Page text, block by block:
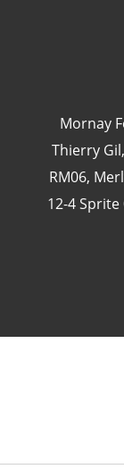
Mornay
Thierry Gil,
RM06,
12-4 Sprite